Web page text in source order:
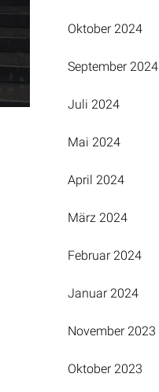
Oktober 2024
September 2024
Juli 2024
Mai 2024
April 2024
März 2024
Februar 2024
Januar 2024
November 2023
Oktober 2023